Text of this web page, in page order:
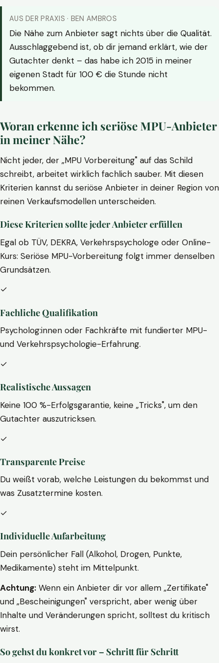
AUS DER PRAXIS · BEN AMBROS
Die Nähe zum Anbieter sagt nichts über die Qualität.
Ausschlaggebend ist, ob dir jemand erklärt, wie der
Gutachter denkt – das habe ich 2015 in meiner
eigenen Stadt für 100 € die Stunde nicht
bekommen.
Woran erkenne ich seriöse MPU-Anbieter
in meiner Nähe?
Nicht jeder, der „MPU Vorbereitung" auf das Schild
schreibt, arbeitet wirklich fachlich sauber. Mit diesen
Kriterien kannst du seriöse Anbieter in deiner Region von
reinen Verkaufsmodellen unterscheiden.
Diese Kriterien sollte jeder Anbieter erfüllen
Egal ob TÜV, DEKRA, Verkehrspsychologe oder Online-
Kurs: Seriöse MPU-Vorbereitung folgt immer denselben
Grundsätzen.
✓
Fachliche Qualifikation
Psycholog:innen oder Fachkräfte mit fundierter MPU-
und Verkehrspsychologie-Erfahrung.
✓
Realistische Aussagen
Keine 100 %-Erfolgsgarantie, keine „Tricks", um den
Gutachter auszutricksen.
✓
Transparente Preise
Du weißt vorab, welche Leistungen du bekommst und
was Zusatztermine kosten.
✓
Individuelle Aufarbeitung
Dein persönlicher Fall (Alkohol, Drogen, Punkte,
Medikamente) steht im Mittelpunkt.
Achtung: Wenn ein Anbieter dir vor allem „Zertifikate"
und „Bescheinigungen" verspricht, aber wenig über
Inhalte und Veränderungen spricht, solltest du kritisch
wirst.
So gehst du konkret vor – Schritt für Schritt